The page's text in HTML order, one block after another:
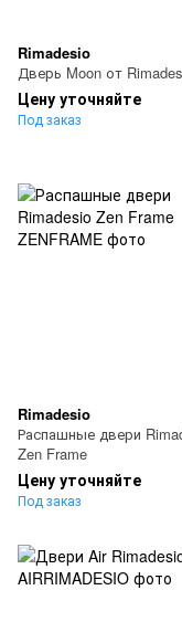
Rimadesio
Дверь Moon от
Цену уточняйте
Под заказ
Rimadesio
Распашные двери
Zen Frame
Цену уточняйте
Под заказ